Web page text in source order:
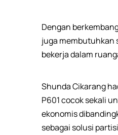
Dengan
juga membutuhkan
bekerja dalam
Shunda Cikarang
P601 cocok sekali
ekonomis
sebagai solusi